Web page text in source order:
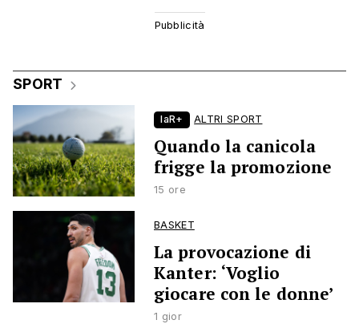
SPORT
laR+ ALTRI SPORT
Quando la canicola
frigge la promozione
15 ore
BASKET
La provocazione di
Kanter: ‘Voglio
giocare con le donne’
1 gior